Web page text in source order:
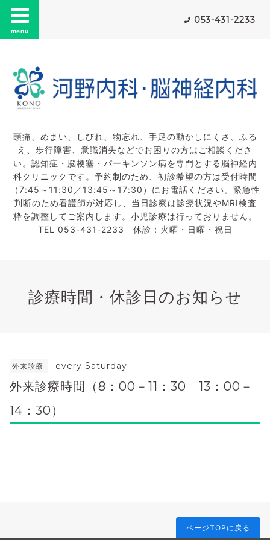
menu
053-431-2233
頭痛、めまい、しびれ、物忘れ、手足の動かしにくさ、ふる
え、歩行障害、意識消失などでお困りの方はご相談くださ
い。認知症・脳梗塞・パーキンソン病を専門とする脳神経内
科クリニックです。予約制のため、初診希望の方は受付時間
（7:45～11:30／13:45～17:30）にお電話ください。緊急性
判断のため看護師が対応し、当日診察は診療状況やMRI検査
枠を調整してご案内します。小児診療は行っておりません。
TEL 053-431-2233 休診：火曜・日曜・祝日
診療時間・休診日のお知らせ
外来診療 every Saturday
外来診療時間（8：00－11：30 13：00－
14：30）
ページTOPに戻る